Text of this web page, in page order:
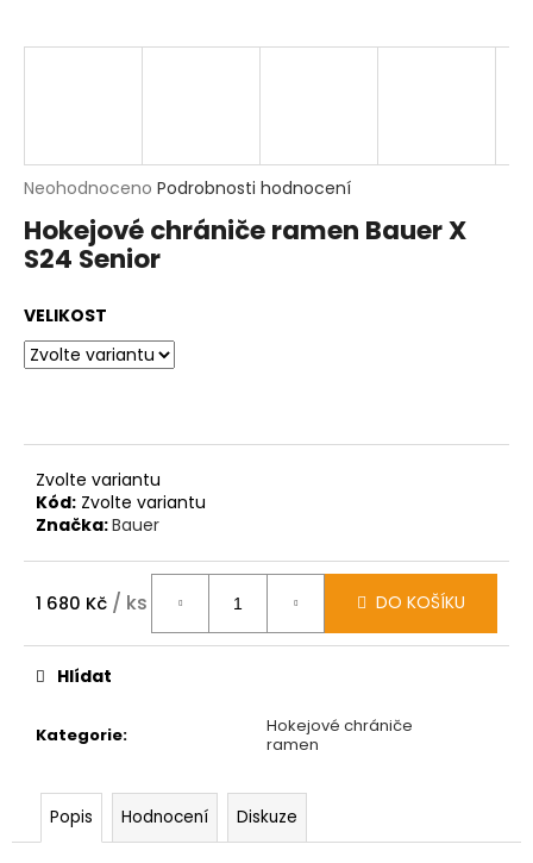
Průměrné
produktu
je
5
hvězdiček.
Neohodnoceno Podrobnosti hodnocení
Hokejové chrániče ramen Bauer X
S24 Senior
VELIKOST
Zvolte variantu
Kód: Zvolte variantu
Značka:Bauer
1 680 Kč / ks
cena:
DO KOŠÍKU
Kategorie:
Hokejové chrániče
ramen
Hlídat
Popis Hodnocení Diskuze
D
o
p
o
r
č
u
e